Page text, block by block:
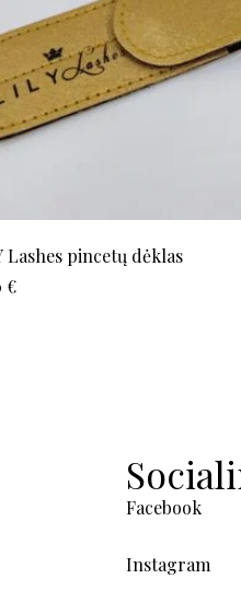
Lashes pincetų dėklas
€
Facebook
Instagram